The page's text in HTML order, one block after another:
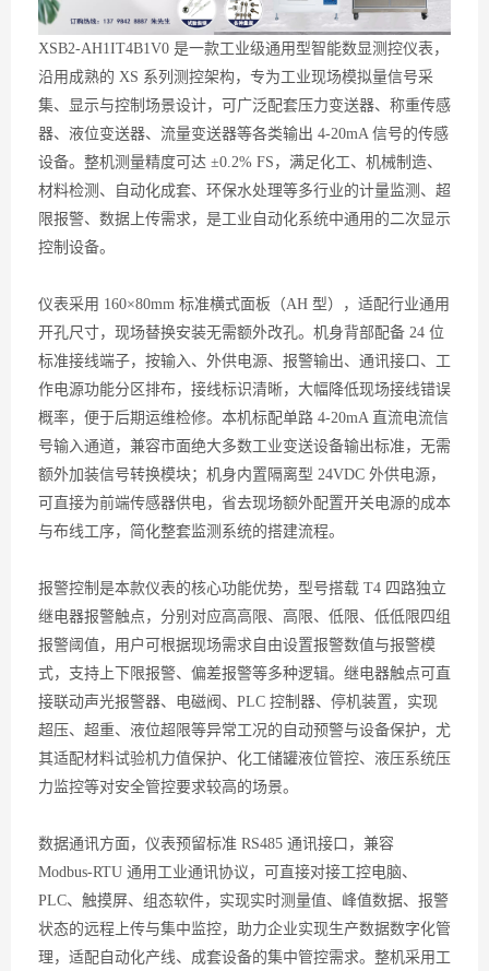
XSB2-AH1IT4B1V0 是一款工业级通用型智能数显测控仪表，
沿用成熟的 XS 系列测控架构，专为工业现场模拟量信号采
集、显示与控制场景设计，可广泛配套压力变送器、称重传感
器、液位变送器、流量变送器等各类输出 4-20mA 信号的传感
设备。整机测量精度可达 ±0.2% FS，满足化工、机械制造、
材料检测、自动化成套、环保水处理等多行业的计量监测、超
限报警、数据上传需求，是工业自动化系统中通用的二次显示
控制设备。
仪表采用 160×80mm 标准横式面板（AH 型），适配行业通用
开孔尺寸，现场替换安装无需额外改孔。机身背部配备 24 位
标准接线端子，按输入、外供电源、报警输出、通讯接口、工
作电源功能分区排布，接线标识清晰，大幅降低现场接线错误
概率，便于后期运维检修。本机标配单路 4-20mA 直流电流信
号输入通道，兼容市面绝大多数工业变送设备输出标准，无需
额外加装信号转换模块；机身内置隔离型 24VDC 外供电源，
可直接为前端传感器供电，省去现场额外配置开关电源的成本
与布线工序，简化整套监测系统的搭建流程。
报警控制是本款仪表的核心功能优势，型号搭载 T4 四路独立
继电器报警触点，分别对应高高限、高限、低限、低低限四组
报警阈值，用户可根据现场需求自由设置报警数值与报警模
式，支持上下限报警、偏差报警等多种逻辑。继电器触点可直
接联动声光报警器、电磁阀、PLC 控制器、停机装置，实现
超压、超重、液位超限等异常工况的自动预警与设备保护，尤
其适配材料试验机力值保护、化工储罐液位管控、液压系统压
力监控等对安全管控要求较高的场景。
数据通讯方面，仪表预留标准 RS485 通讯接口，兼容
Modbus-RTU 通用工业通讯协议，可直接对接工控电脑、
PLC、触摸屏、组态软件，实现实时测量值、峰值数据、报警
状态的远程上传与集中监控，助力企业实现生产数据数字化管
理，适配自动化产线、成套设备的集中管控需求。整机采用工